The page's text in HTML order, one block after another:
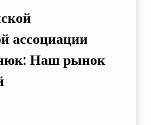
ассоциации
Наш рынок